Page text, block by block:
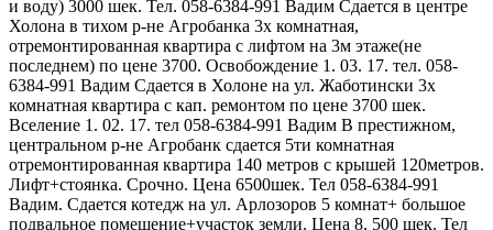
и воду) 3000 шек. Тел. 058-6384-991 Вадим Сдается в центре
Холона в тихом р-не Агробанка 3х комнатная,
отремонтированная квартира с лифтом на 3м этаже(не
последнем) по цене 3700. Освобождение 1. 03. 17. тел. 058-
6384-991 Вадим Сдается в Холоне на ул. Жаботински 3х
комнатная квартира с кап. ремонтом по цене 3700 шек.
Вселение 1. 02. 17. тел 058-6384-991 Вадим В престижном,
центральном р-не Агробанк сдается 5ти комнатная
отремонтированная квартира 140 метров с крышей 120метров.
Лифт+стоянка. Срочно. Цена 6500шек. Тел 058-6384-991
Вадим. Сдается котедж на ул. Арлозоров 5 комнат+ большое
подвальное помещение+участок земли. Цена 8, 500 шек. Тел